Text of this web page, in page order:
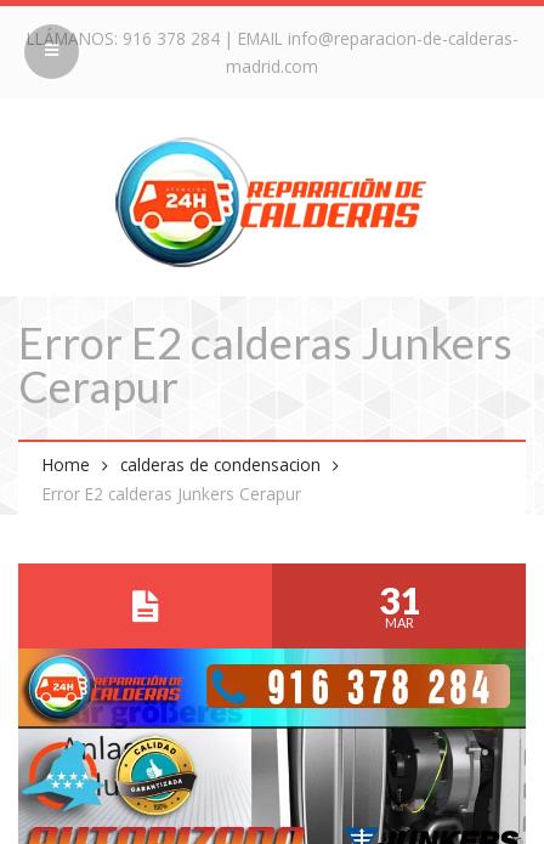
LLÁMANOS: 916 378 284| EMAIL info@reparacion-de-calderas-
madrid.com
Error E2 calderas Junkers
Cerapur
Home
calderas de condensacion
Error E2 calderas Junkers Cerapur
31
MAR